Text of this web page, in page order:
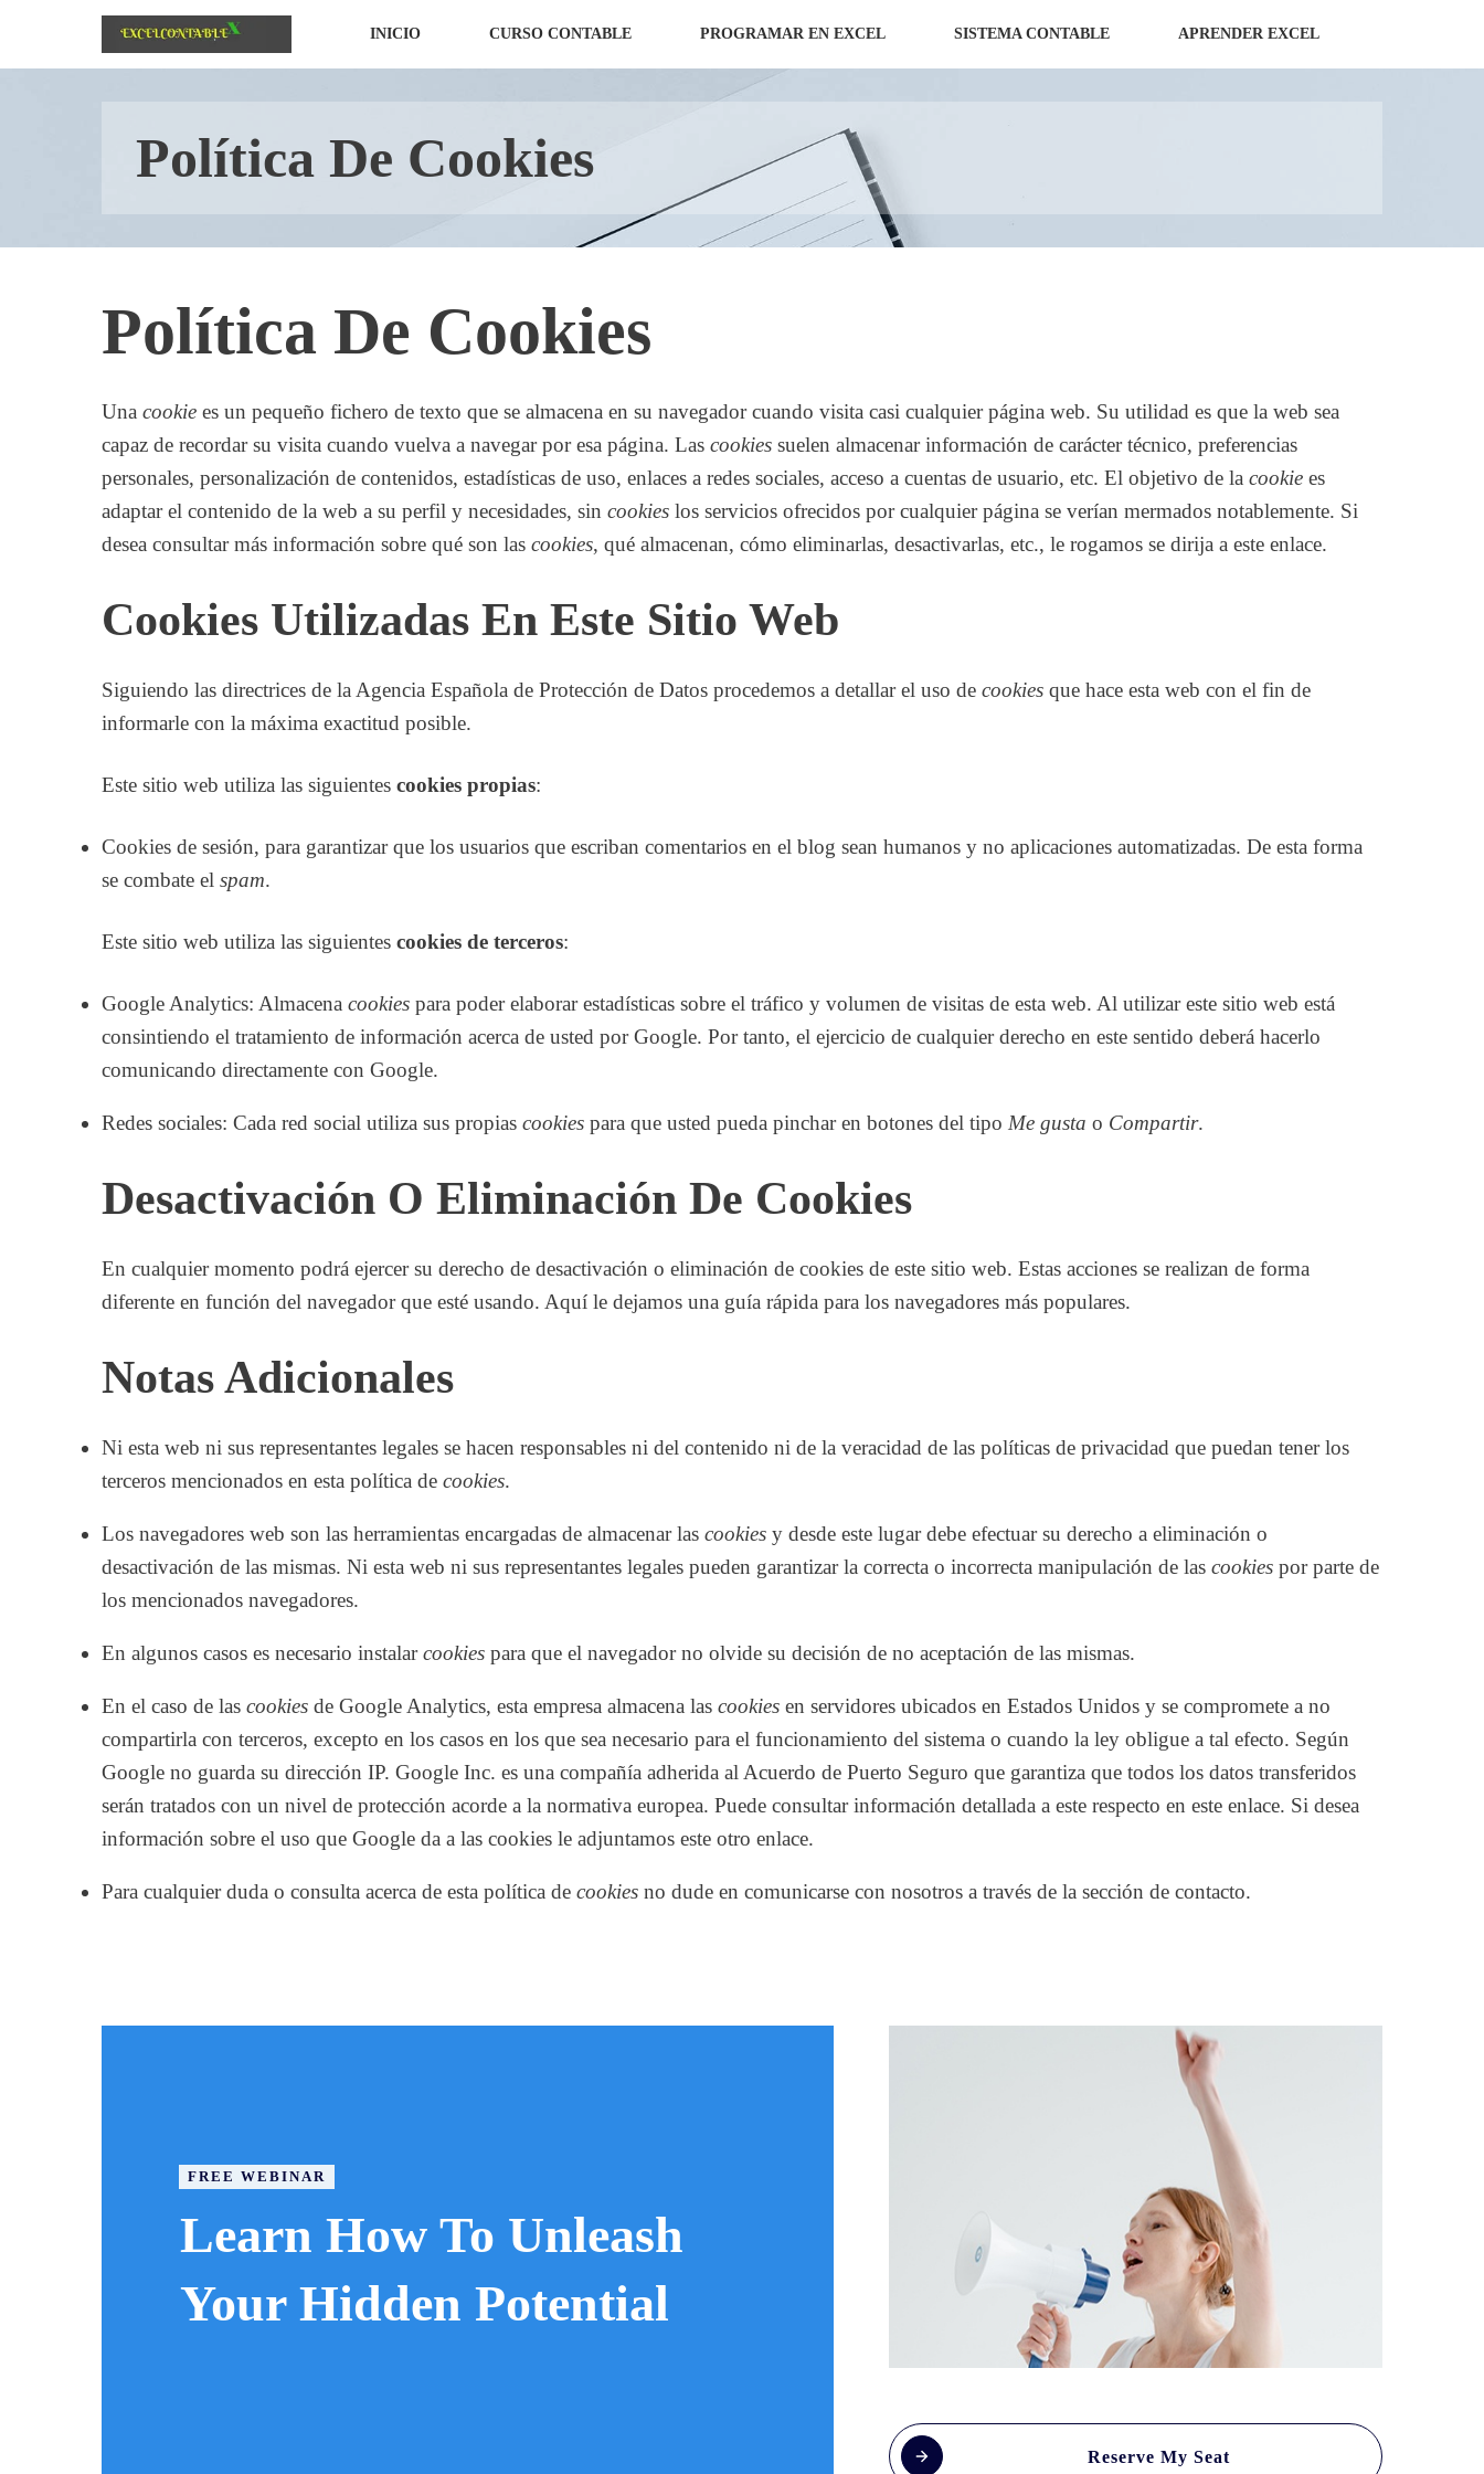
INICIO CURSO CONTABLE PROGRAMAR EN EXCEL SISTEMA CONTABLE APRENDER EXCEL
Política De Cookies
Política De Cookies
Una cookie es un pequeño fichero de texto que se almacena en su navegador cuando visita casi cualquier página web. Su utilidad es que la web sea
capaz de recordar su visita cuando vuelva a navegar por esa página. Las cookies suelen almacenar información de carácter técnico, preferencias
personales, personalización de contenidos, estadísticas de uso, enlaces a redes sociales, acceso a cuentas de usuario, etc. El objetivo de la cookie es
adaptar el contenido de la web a su perfil y necesidades, sin cookies los servicios ofrecidos por cualquier página se verían mermados notablemente. Si
desea consultar más información sobre qué son las cookies, qué almacenan, cómo eliminarlas, desactivarlas, etc., le rogamos se dirija a este enlace.
Cookies Utilizadas En Este Sitio Web
Siguiendo las directrices de la Agencia Española de Protección de Datos procedemos a detallar el uso de cookies que hace esta web con el fin de
informarle con la máxima exactitud posible.
Este sitio web utiliza las siguientes cookies propias:
Cookies de sesión, para garantizar que los usuarios que escriban comentarios en el blog sean humanos y no aplicaciones automatizadas. De esta forma
se combate el spam.
Este sitio web utiliza las siguientes cookies de terceros:
Google Analytics: Almacena cookies para poder elaborar estadísticas sobre el tráfico y volumen de visitas de esta web. Al utilizar este sitio web está
consintiendo el tratamiento de información acerca de usted por Google. Por tanto, el ejercicio de cualquier derecho en este sentido deberá hacerlo
comunicando directamente con Google.
Redes sociales: Cada red social utiliza sus propias cookies para que usted pueda pinchar en botones del tipo Me gusta o Compartir.
Desactivación O Eliminación De Cookies
En cualquier momento podrá ejercer su derecho de desactivación o eliminación de cookies de este sitio web. Estas acciones se realizan de forma
diferente en función del navegador que esté usando. Aquí le dejamos una guía rápida para los navegadores más populares.
Notas Adicionales
Ni esta web ni sus representantes legales se hacen responsables ni del contenido ni de la veracidad de las políticas de privacidad que puedan tener los
terceros mencionados en esta política de cookies.
Los navegadores web son las herramientas encargadas de almacenar las cookies y desde este lugar debe efectuar su derecho a eliminación o
desactivación de las mismas. Ni esta web ni sus representantes legales pueden garantizar la correcta o incorrecta manipulación de las cookies por parte de
los mencionados navegadores.
En algunos casos es necesario instalarcookies para que el navegador no olvide su decisión de no aceptación de las mismas.
En el caso de las cookies de Google Analytics, esta empresa almacena las cookies en servidores ubicados en Estados Unidos y se compromete a no
compartirla con terceros, excepto en los casos en los que sea necesario para el funcionamiento del sistema o cuando la ley obligue a tal efecto. Según
Google no guarda su dirección IP. Google Inc. es una compañía adherida al Acuerdo de Puerto Seguro que garantiza que todos los datos transferidos
serán tratados con un nivel de protección acorde a la normativa europea. Puede consultar información detallada a este respecto en este enlace. Si desea
información sobre el uso que Google da a las cookies le adjuntamos este otro enlace.
Para cualquier duda o consulta acerca de esta política de cookies no dude en comunicarse con nosotros a través de la sección de contacto.
FREE WEBINAR
Learn How To Unleash
Your Hidden Potential
Reserve My Seat